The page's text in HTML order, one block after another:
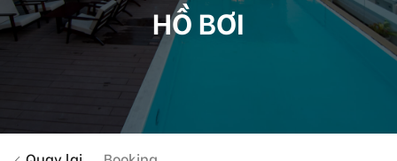
HỒ BƠI